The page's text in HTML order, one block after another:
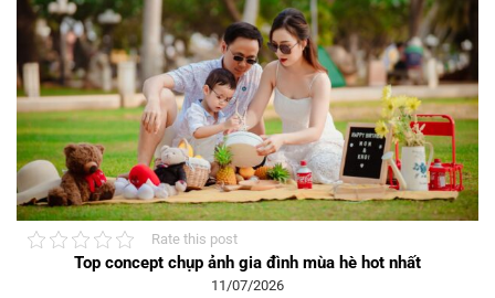
Rate this post
Top concept chụp ảnh gia đình mùa hè hot nhất
11/07/2026